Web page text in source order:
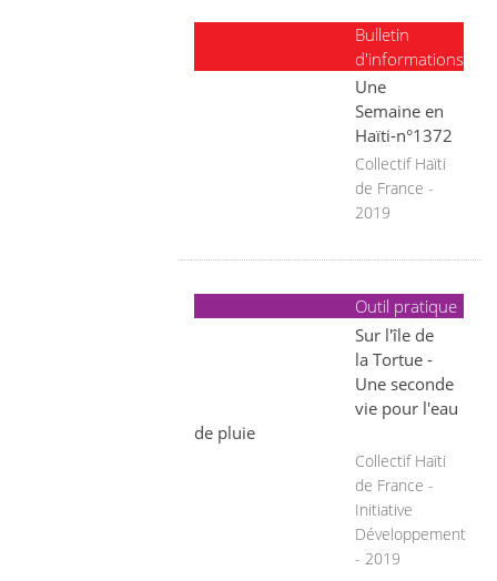
Bulletin
d'informations
Une
Semaine en
Haïti-n°1372
Collectif Haïti
de France -
2019
Outil pratique
Sur l'île de
la Tortue -
Une seconde
vie pour l'eau
de pluie
Collectif Haïti
de France -
Initiative
Développement
- 2019